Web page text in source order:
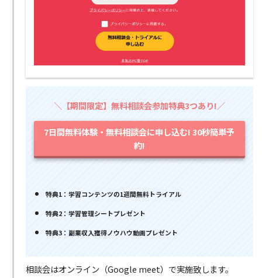
＼【期間限定】無料相談会参加特典3つあり!／
7日間無料体験・無料相談会に申し込む! 30秒簡単予
約!
特典1：学習コンテンツの1週間無料トライアル
特典2：学習管理シートプレゼント
特典3：副業収入獲得ノウハウ動画プレゼント
相談会はオンライン（Google meet）で実施致します。